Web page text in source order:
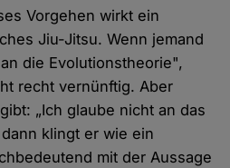
Vorgehen wirkt ein
Jiu-Jitsu. Wenn jemand
die Evolutionstheorie",
recht vernünftig. Aber
„Ich glaube nicht an das
klingt er wie ein
mit der Aussage